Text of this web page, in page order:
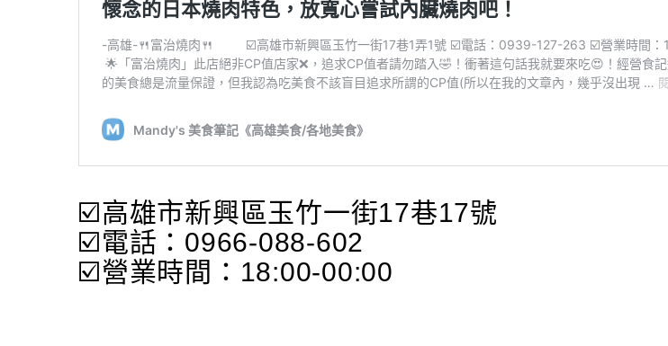
☑️高雄市新興區玉竹一街17巷17號
☑️電話：0966-088-602
☑️營業時間：18:00-00:00